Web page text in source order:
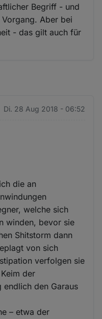
Begriff - und
Aber bei
- das gilt auch für
Di. 28 Aug 2018 - 06:52
die an
welche sich
winden, bevor sie
Shitstorm dann
von sich
verfolgen sie
der
endlich den Garaus
– etwa der